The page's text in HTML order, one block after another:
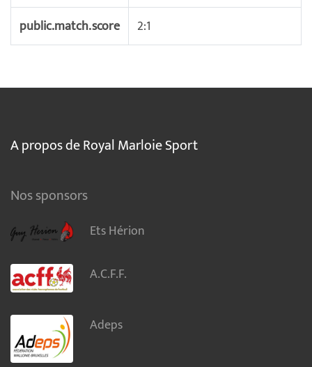
public.match.score
2:1
A propos de Royal Marloie Sport
Nos sponsors
Ets Hérion
A.C.F.F.
Adeps